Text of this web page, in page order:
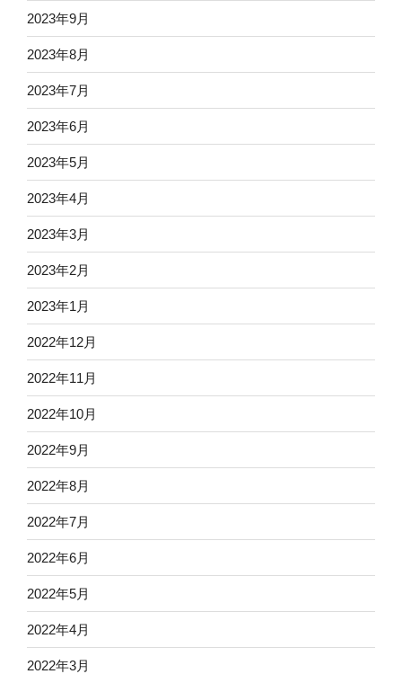
2023年9月
2023年8月
2023年7月
2023年6月
2023年5月
2023年4月
2023年3月
2023年2月
2023年1月
2022年12月
2022年11月
2022年10月
2022年9月
2022年8月
2022年7月
2022年6月
2022年5月
2022年4月
2022年3月